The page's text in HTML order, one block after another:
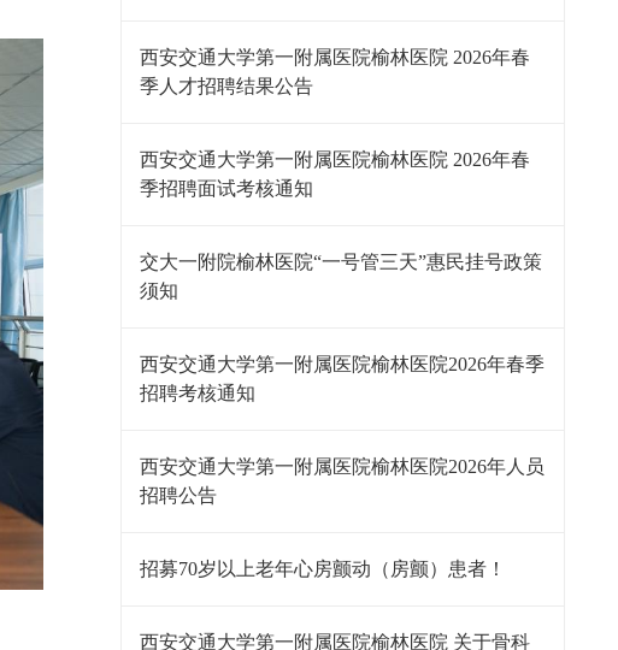
西安交通大学第一附属医院榆林医院 2026年春
季人才招聘结果公告
西安交通大学第一附属医院榆林医院 2026年春
季招聘面试考核通知
交大一附院榆林医院“一号管三天”惠民挂号政策
须知
西安交通大学第一附属医院榆林医院2026年春季
招聘考核通知
西安交通大学第一附属医院榆林医院2026年人员
招聘公告
招募70岁以上老年心房颤动（房颤）患者！
西安交通大学第一附属医院榆林医院 关于骨科